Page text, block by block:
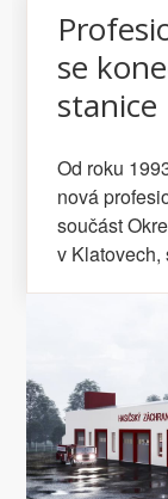
se
stanice
Od roku
nová
součást
v